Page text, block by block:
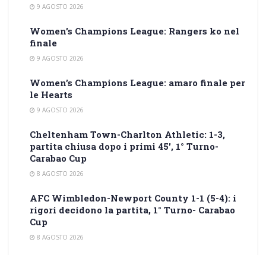
9 AGOSTO 2026
Women’s Champions League: Rangers ko nel
finale
9 AGOSTO 2026
Women’s Champions League: amaro finale per
le Hearts
9 AGOSTO 2026
Cheltenham Town-Charlton Athletic: 1-3,
partita chiusa dopo i primi 45′, 1° Turno-
Carabao Cup
8 AGOSTO 2026
AFC Wimbledon-Newport County 1-1 (5-4): i
rigori decidono la partita, 1° Turno- Carabao
Cup
8 AGOSTO 2026